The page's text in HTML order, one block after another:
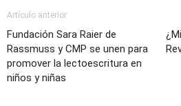
Artículo anterior
Fundación Sara Raier de
Rassmuss y CMP se unen para
promover la lectoescritura en
niños y niñas